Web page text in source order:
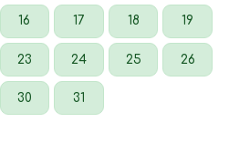
16 17 18 19
23 24 25 26
30 31